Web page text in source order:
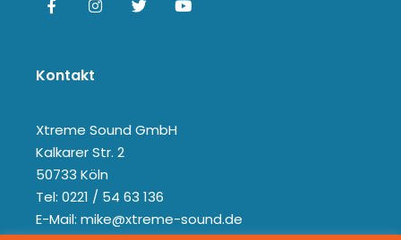
Kontakt
Xtreme Sound GmbH
Kalkarer Str. 2
50733 Köln
Tel: 0221 / 54 63 136
E-Mail: mike@xtreme-sound.de